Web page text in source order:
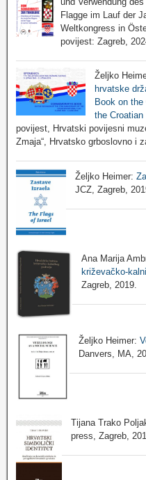
Flagge im Lauf der
Weltkongress in
povijest: Zagreb,
Željko
hrvatske
Book on
the
povijest, Hrvatski povijesni
Zmaja“, Hrvatsko grboslovno i
Željko Heimer:
JCZ, Zagreb,
Ana Marija
križevačko-
Zagreb, 2019.
Željko Heimer:
Danvers, MA,
Tijana Trako
press, Zagreb,